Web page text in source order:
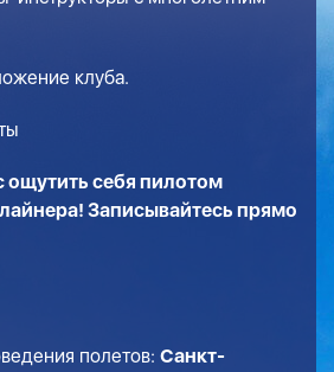
клуба.
ощутить себя пилотом
Записывайтесь прямо
полетов: Санкт-